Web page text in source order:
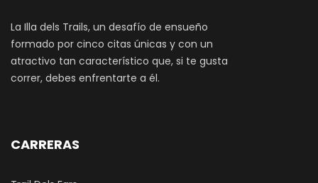
La Illa dels Trails, un desafío de ensueño
formado por cinco citas únicas y con un
atractivo tan característico que, si te gusta
correr, debes enfrentarte a él.
CARRERAS